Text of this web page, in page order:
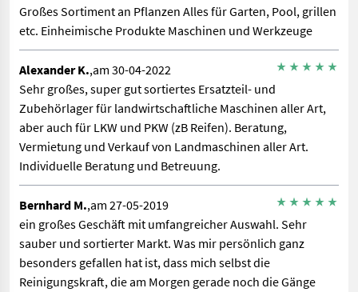
Großes Sortiment an Pflanzen Alles für Garten, Pool, grillen
etc. Einheimische Produkte Maschinen und Werkzeuge
Alexander K.,am 30-04-2022
Sehr großes, super gut sortiertes Ersatzteil- und
Zubehörlager für landwirtschaftliche Maschinen aller Art,
aber auch für LKW und PKW (zB Reifen). Beratung,
Vermietung und Verkauf von Landmaschinen aller Art.
Individuelle Beratung und Betreuung.
Bernhard M.,am 27-05-2019
ein großes Geschäft mit umfangreicher Auswahl. Sehr
sauber und sortierter Markt. Was mir persönlich ganz
besonders gefallen hat ist, dass mich selbst die
Reinigungskraft, die am Morgen gerade noch die Gänge